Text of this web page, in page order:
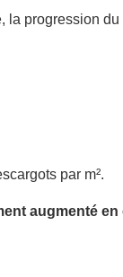
progression du
par m².
augmenté